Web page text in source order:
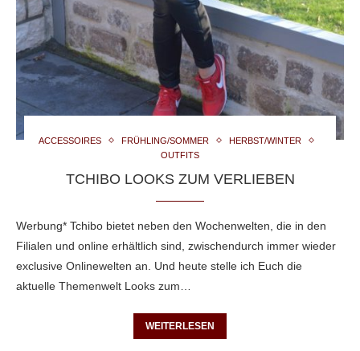
ACCESSOIRES FRÜHLING/SOMMER
HERBST/WINTER
OUTFITS
TCHIBO LOOKS ZUM VERLIEBEN
Werbung* Tchibo bietet neben den Wochenwelten, die in den
Filialen und online erhältlich sind, zwischendurch immer wieder
exclusive Onlinewelten an. Und heute stelle ich Euch die
aktuelle Themenwelt Looks zum…
WEITERLESEN